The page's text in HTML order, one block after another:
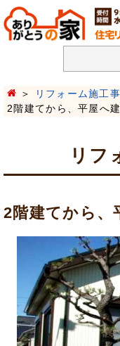
リフォーム施工
2階建てから、平屋へ
リフ
2階建てから、